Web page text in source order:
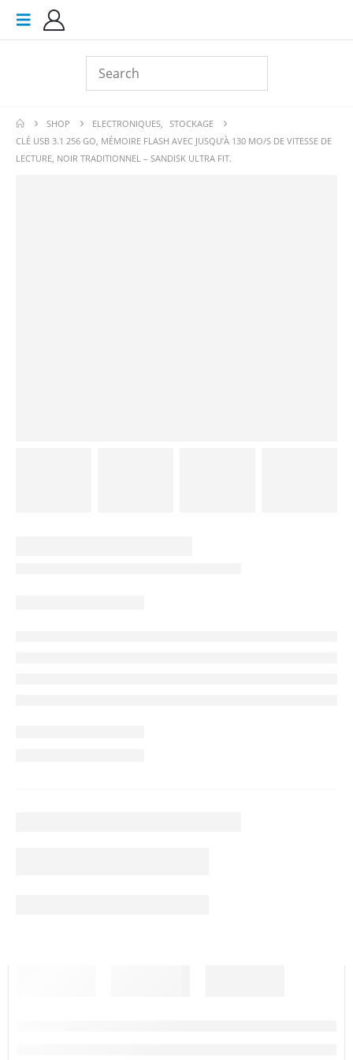
SHOP ELECTRONIQUES,
STOCKAGE
CLÉ USB 3.1 256 GO, MÉMOIRE FLASH AVEC JUSQU’À 130 MO/S DE VITESSE DE
LECTURE, NOIR TRADITIONNEL – SANDISK ULTRA FIT.